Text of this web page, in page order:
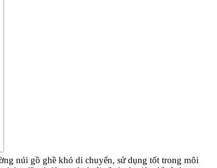
núi gồ ghề khó di chuyển, sử dụng tốt trong môi